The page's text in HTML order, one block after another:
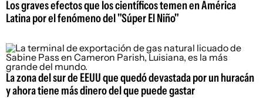
Los graves efectos que los científicos temen en América
Latina por el fenómeno del "Súper El Niño"
La zona del sur de EEUU que quedó devastada por un huracán
y ahora tiene más dinero del que puede gastar